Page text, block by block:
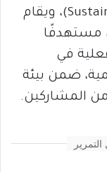
(Sustainable Development League – SDL)، ويقام
الفترة من 10 إلى 13 فبراير 2026، مستهدفًا
في
ضمن بيئة
من المشاركين.